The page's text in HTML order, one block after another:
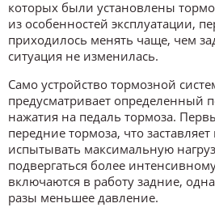
которых были установлены
из особенностей эксплуатации,
приходилось менять чаще, чем
ситуация не изменилась.
Само устройство тормозной
предусматривает определенный
нажатия на педаль тормоза.
передние тормоза, что
испытывать максимальную
подвергаться более
включаются в работу задние,
разы меньшее давление.